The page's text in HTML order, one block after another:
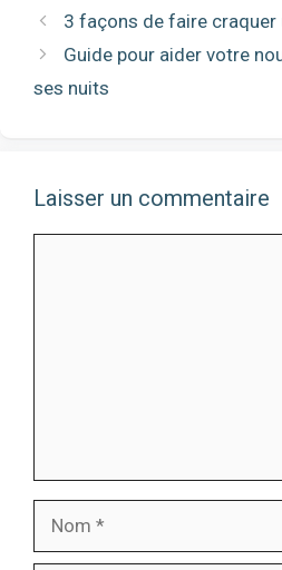
3 façons de faire craquer
Guide pour aider votre
ses nuits
Laisser un commentaire